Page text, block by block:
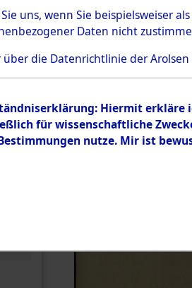
Sie uns, wenn Sie beispielsweiser
Daten nicht
die Datenrichtlinie der Arolsen
Hiermit erkläre
für wissenschaftliche
nutze. Mir ist